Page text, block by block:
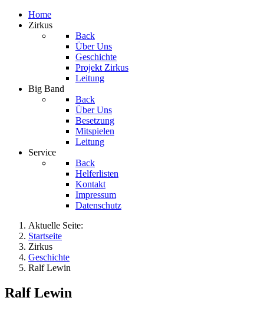
Home
Zirkus
Back
Über Uns
Geschichte
Projekt Zirkus
Leitung
Big Band
Back
Über Uns
Besetzung
Mitspielen
Leitung
Service
Back
Helferlisten
Kontakt
Impressum
Datenschutz
Aktuelle Seite:
Startseite
Zirkus
Geschichte
Ralf Lewin
Ralf Lewin